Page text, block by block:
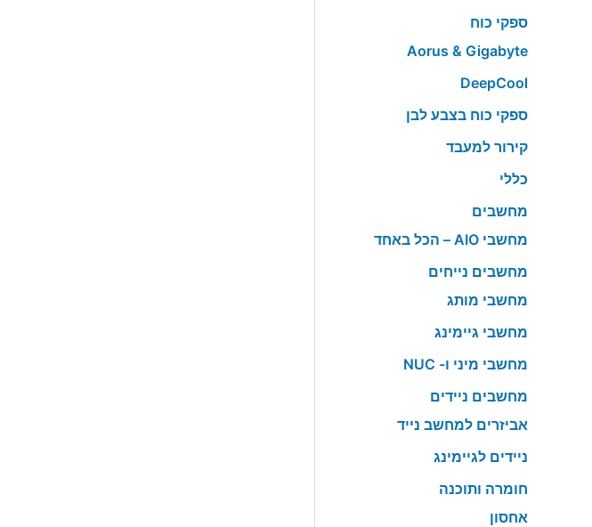
ספקי כוח
Aorus & Gigabyte
DeepCool
ספקי כוח בצבע לבן
קירור למעבד
כללי
מחשבים
מחשבי AIO – הכל באחד
מחשבים נייחים
מחשבי מותג
מחשבי גיימינג
מחשבי מיני ו- NUC
מחשבים ניידים
אביזרים למחשב נייד
ניידים לגיימינג
חומרה ותוכנה
אחסון